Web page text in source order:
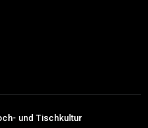
und Tischkultur